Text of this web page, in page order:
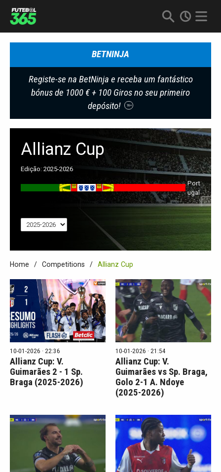
BETNINJA
Registe-se na BetNinja e receba um fantástico
bónus de 1000 € + 100 Giros no seu primeiro
depósito!
18+
Allianz Cup
Edição: 2025-2026
Port
Ugal
Home Competitions Allianz Cup
10-01-2026 · 22:36
Allianz Cup: V.
Guimarães 2 - 1 Sp.
Braga (2025-2026)
10-01-2026 · 21:54
Allianz Cup: V.
Guimarães vs Sp. Braga,
Golo 2-1 A. Ndoye
(2025-2026)